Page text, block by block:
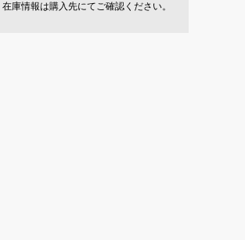
在庫情報は購入先にてご確認ください。